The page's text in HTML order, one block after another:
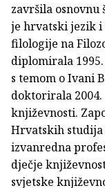
završila
je hrvatski jezik i
filologije na
diplomirala
s temom o Ivani
doktorirala
književnosti.
Hrvatskih studija
izvanredna
dječje
svjetske